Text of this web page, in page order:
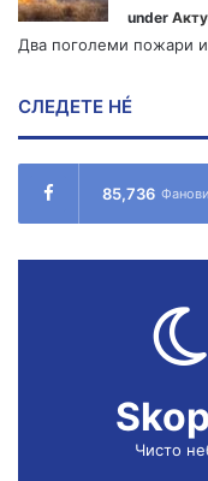
under
Два поголеми пожари
СЛЕДЕТЕ НÉ
85,736 Фанови
Чисто